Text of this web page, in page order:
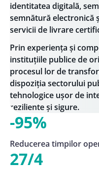
identitatea digitală,
semnătură electronică
servicii de livrare
Prin experiența și
instituțiile publice de
procesul lor de
dispoziția sectorului
tehnologice ușor de
reziliente și sigure.
-95%
Reducerea timpilor
27/4